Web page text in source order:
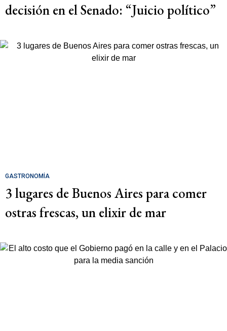
decisión en el Senado: “Juicio político”
GASTRONOMÍA
3 lugares de Buenos Aires para comer
ostras frescas, un elixir de mar